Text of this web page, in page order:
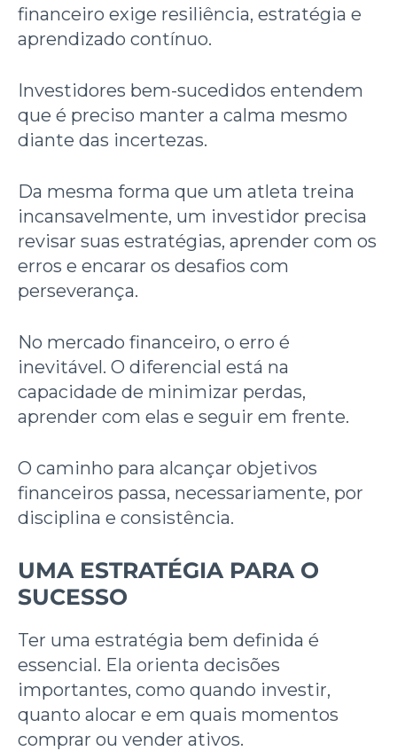
financeiro exige resiliência, estratégia e
aprendizado contínuo.
Investidores bem-sucedidos entendem
que é preciso manter a calma mesmo
diante das incertezas.
Da mesma forma que um atleta treina
incansavelmente, um investidor precisa
revisar suas estratégias, aprender com os
erros e encarar os desafios com
perseverança.
No mercado financeiro, o erro é
inevitável. O diferencial está na
capacidade de minimizar perdas,
aprender com elas e seguir em frente.
O caminho para alcançar objetivos
financeiros passa, necessariamente, por
disciplina e consistência.
UMA ESTRATÉGIA PARA O
SUCESSO
Ter uma estratégia bem definida é
essencial. Ela orienta decisões
importantes, como quando investir,
quanto alocar e em quais momentos
comprar ou vender ativos.